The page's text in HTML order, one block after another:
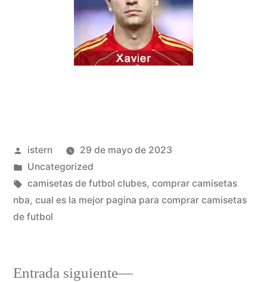
Publicado
por
istern
29 de mayo de 2023
Publicado
en
Uncategorized
Etiquetas:
camisetas de futbol clubes, comprar camisetas
nba, cual es la mejor pagina para comprar camisetas
de futbol
Entrada siguiente
Entrada